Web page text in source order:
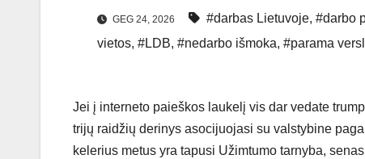
GEG 24, 2026 #darbas Lietuvoje, #darbo
vietos, #LDB, #nedarbo išmoka, #parama
Jei į interneto paieškos laukelį vis dar vedate
trijų raidžių derinys asocijuojasi su valstybine
kelerius metus yra tapusi Užimtumo tarnyba,